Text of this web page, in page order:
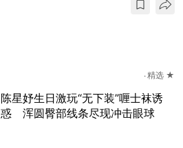
精选 ★
陈星妤生日激玩“无下装”喱士袜诱
惑 浑圆臀部线条尽现冲击眼球